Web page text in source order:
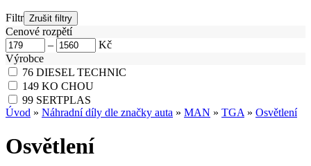
Filtr
Cenové rozpětí
–
Kč
Výrobce
76 DIESEL TECHNIC
149 KO CHOU
99 SERTPLAS
Úvod » Náhradní díly dle značky auta » MAN » TGA » Osvětlení
Osvětlení